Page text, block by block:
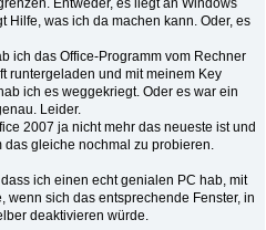
Hilfe, was ich da machen kann. Oder, es
ich das Office-Programm vom Rechner
runtergeladen und mit meinem Key
ich es weggekriegt. Oder es war ein
Leider.
2007 ja nicht mehr das neueste ist und
gleiche nochmal zu probieren.
ich einen echt genialen PC hab, mit
wenn sich das entsprechende Fenster, in
deaktivieren würde.